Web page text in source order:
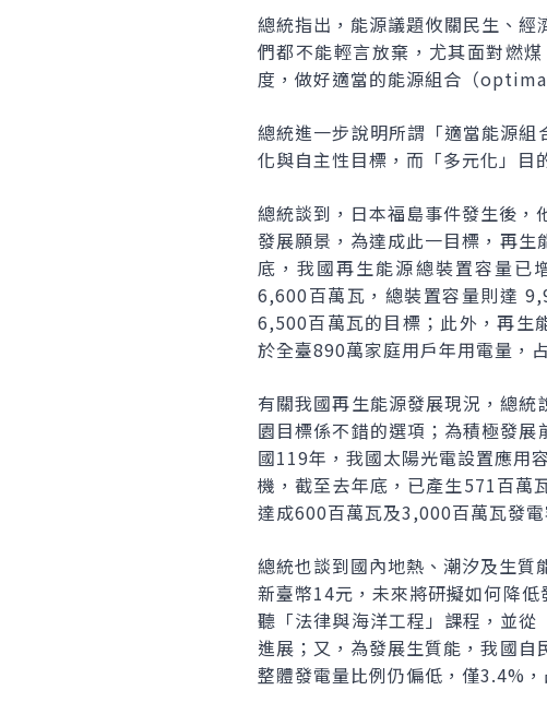
總統指出，能源議題攸關民生、
們都不能輕言放棄，尤其面對燃
度，做好適當的能源組合（
總統進一步說明所謂「適當能源
化與自主性目標，而「多元化」目
總統談到，日本福島事件發生後，
發展願景，為達成此一目標，再
底，我國再生能源總裝置容量已
6,600百萬瓦，總裝置容量則達
6,500百萬瓦的目標；此外，再生
於全臺890萬家庭用戶年用電量，
有關我國再生能源發展現況，總
園目標係不錯的選項；為積極發
國119年，我國太陽光電設置應用
機，截至去年底，已產生571百萬
達成600百萬瓦及3,000百萬瓦發電
總統也談到國內地熱、潮汐及生質
新臺幣14元，未來將研擬如何降
聽「法律與海洋工程」課程，並
進展；又，為發展生質能，我國
整體發電量比例仍偏低，僅3.4%